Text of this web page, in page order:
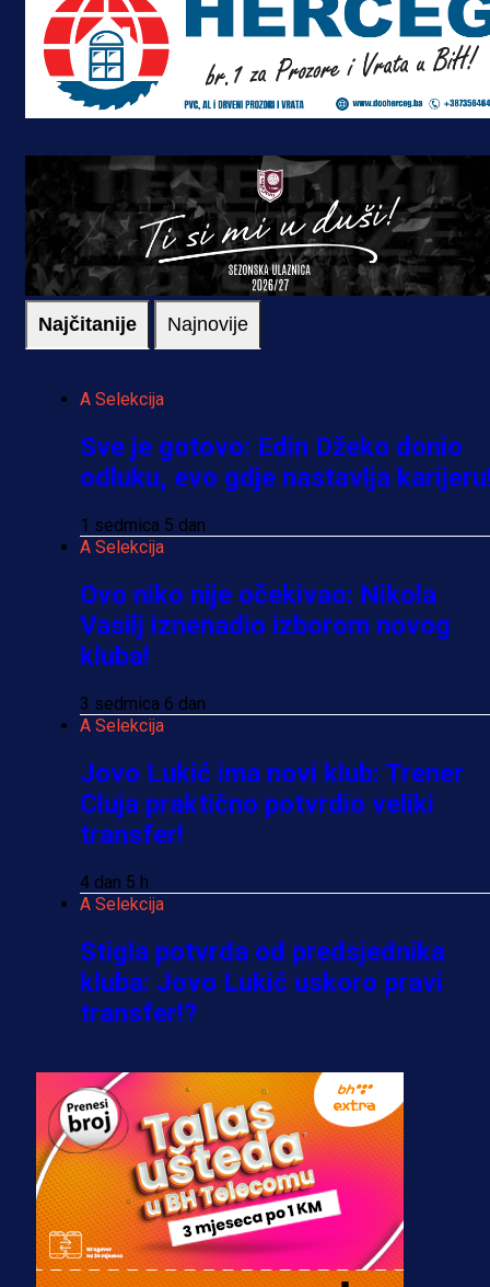
Najčitanije Najnovije
A Selekcija
Sve je gotovo: Edin Džeko donio
odluku, evo gdje nastavlja
1 sedmica 5 dan
A Selekcija
Ovo niko nije očekivao: Nikola
Vasilj iznenadio izborom novog
kluba!
3 sedmica 6 dan
A Selekcija
Jovo Lukić ima novi klub: Trener
Cluja praktično potvrdio veliki
transfer!
4 dan 5 h
A Selekcija
Stigla potvrda od predsjednika
kluba: Jovo Lukić uskoro pravi
transfer!?
A Selekcija
Zmajevi dobili veliko pojačanje:
Fudbaler Olympiacosa želi obući
dres BiH!
3 sedmica 4 dan
Premijer liga BiH